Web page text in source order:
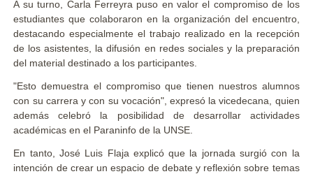
A su turno, Carla Ferreyra puso en valor el compromiso de los
estudiantes que colaboraron en la organización del encuentro,
destacando especialmente el trabajo realizado en la recepción
de los asistentes, la difusión en redes sociales y la preparación
del material destinado a los participantes.
"Esto demuestra el compromiso que tienen nuestros alumnos
con su carrera y con su vocación", expresó la vicedecana, quien
además celebró la posibilidad de desarrollar actividades
académicas en el Paraninfo de la UNSE.
En tanto, José Luis Flaja explicó que la jornada surgió con la
intención de crear un espacio de debate y reflexión sobre temas